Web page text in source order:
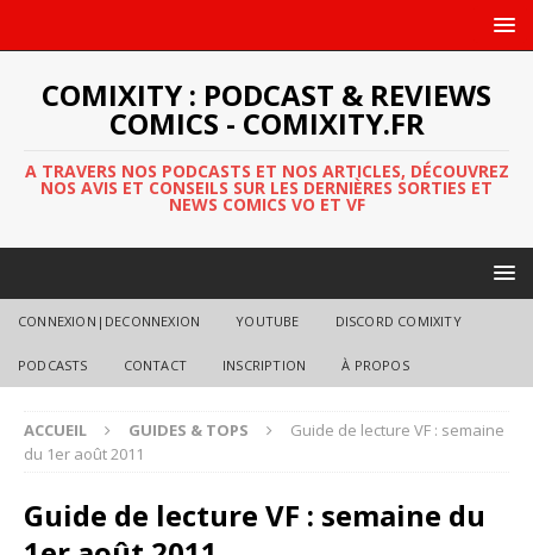
COMIXITY : PODCAST & REVIEWS
COMICS - COMIXITY.FR
A TRAVERS NOS PODCASTS ET NOS ARTICLES, DÉCOUVREZ
NOS AVIS ET CONSEILS SUR LES DERNIÈRES SORTIES ET
NEWS COMICS VO ET VF
CONNEXION|DECONNEXION YOUTUBE DISCORD COMIXITY
PODCASTS CONTACT INSCRIPTION À PROPOS
ACCUEIL GUIDES & TOPS
Guide de lecture VF : semaine
du 1er août 2011
Guide de lecture VF : semaine du